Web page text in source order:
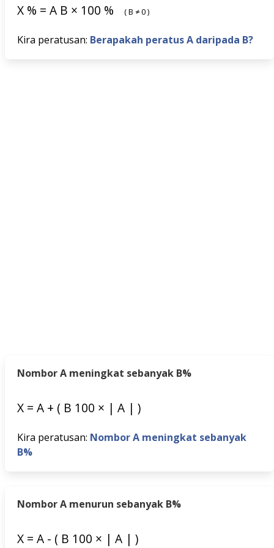
X % = A B × 100 % (B ≠0)
Kira peratusan: Berapakah peratus A daripada B?
Nombor A meningkat sebanyak B%
X = A + ( B 100 × | A | )
Kira peratusan: Nombor A meningkat sebanyak
B%
Nombor A menurun sebanyak B%
X = A - ( B 100 × | A | )